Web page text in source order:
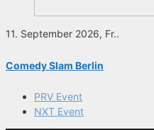
11. September 2026, Fr..
Comedy Slam Berlin
PRV Event
NXT Event